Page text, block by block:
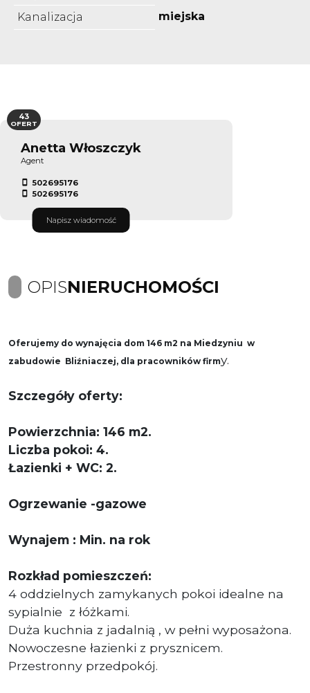
Kanalizacja
miejska
Anetta Włoszczyk
Agent
502695176
502695176
Napisz wiadomość
43
OFERT
OPISNIERUCHOMOŚCI
Oferujemy do wynajęcia dom 146 m2 na Miedzyniu w
zabudowie Bliźniaczej, dla pracowników firmy.
Szczegóły oferty:
Powierzchnia: 146 m2.
Liczba pokoi: 4.
Łazienki + WC: 2.
Ogrzewanie -gazowe
Wynajem : Min. na rok
Rozkład pomieszczeń:
4 oddzielnych zamykanych pokoi idealne na
sypialnie z łóżkami.
Duża kuchnia z jadalnią , w pełni wyposażona.
Nowoczesne łazienki z prysznicem.
Przestronny przedpokój.